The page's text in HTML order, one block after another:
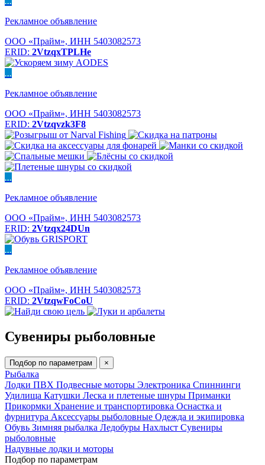
Рекламное объявление
ООО «Прайм», ИНН 5403082573
ERID: 2VtzqxTPLHe
...
Рекламное объявление
ООО «Прайм», ИНН 5403082573
ERID: 2Vtzqvzk3F8
...
Рекламное объявление
ООО «Прайм», ИНН 5403082573
ERID: 2Vtzqx24DUn
...
Рекламное объявление
ООО «Прайм», ИНН 5403082573
ERID: 2VtzqwFoCoU
Сувениры рыболовные
Подбор по параметрам ×
Рыбалка
Лодки ПВХ Подвесные моторы Электроника Спиннинги
Удилища Катушки Леска и плетеные шнуры Приманки
Прикормки Хранение и транспортировка Оснастка и
фурнитура Аксессуары рыболовные Одежда и экипировка
Обувь Зимняя рыбалка Ледобуры Нахлыст Сувениры
рыболовные
Надувные лодки и моторы
Подбор по параметрам